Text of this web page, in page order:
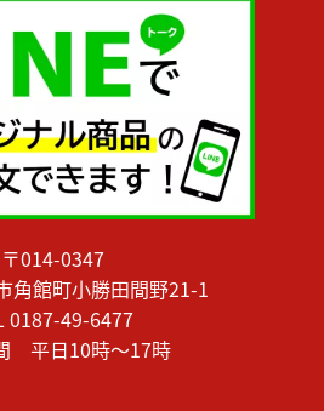
〒014-0347
角館町小勝田間野21-1
0187-49-6477
平日10時〜17時